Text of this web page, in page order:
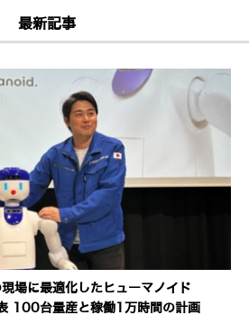
最新記事
現場に最適化したヒューマノイド
100台量産と稼働1万時間の計画